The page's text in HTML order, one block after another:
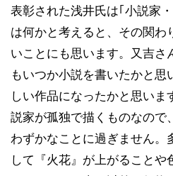
表彰された浅井氏は｢小説家
は何かと考えると、その関わ
いことにも思います。又吉さ
もいつか小説を書いたかと思
しい作品になったかと思い
説家が孤独で描くものなので
わずかなことに過ぎません。
して『火花』が上がること